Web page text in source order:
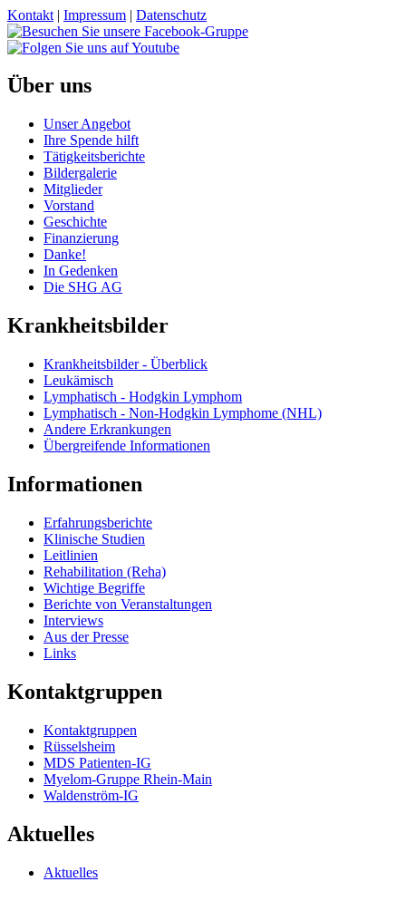
Kontakt | Impressum | Datenschutz
Über uns
Unser Angebot
Ihre Spende hilft
Tätigkeitsberichte
Bildergalerie
Mitglieder
Vorstand
Geschichte
Finanzierung
Danke!
In Gedenken
Die SHG AG
Krankheitsbilder
Krankheitsbilder - Überblick
Leukämisch
Lymphatisch - Hodgkin Lymphom
Lymphatisch - Non-Hodgkin Lymphome (NHL)
Andere Erkrankungen
Übergreifende Informationen
Informationen
Erfahrungsberichte
Klinische Studien
Leitlinien
Rehabilitation (Reha)
Wichtige Begriffe
Berichte von Veranstaltungen
Interviews
Aus der Presse
Links
Kontaktgruppen
Kontaktgruppen
Rüsselsheim
MDS Patienten-IG
Myelom-Gruppe Rhein-Main
Waldenström-IG
Aktuelles
Aktuelles